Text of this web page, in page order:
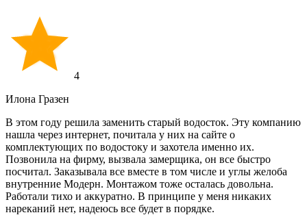
4
Илона Гразен
В этом году решила заменить старый водосток. Эту компанию
нашла через интернет, почитала у них на сайте о
комплектующих по водостоку и захотела именно их.
Позвонила на фирму, вызвала замерщика, он все быстро
посчитал. Заказывала все вместе в том числе и углы желоба
внутренние Модерн. Монтажом тоже осталась довольна.
Работали тихо и аккуратно. В принципе у меня никаких
нареканий нет, надеюсь все будет в порядке.